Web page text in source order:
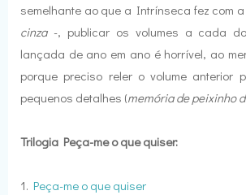
semelhante ao que a Intrínseca fez com
cinza-, publicar os volumes a cada
lançada de ano em ano é horrível, ao
porque preciso reler o volume anterior
pequenos detalhes (memória de peixinho
Trilogia Peça-me o que quiser:
1. Peça-me o que quiser